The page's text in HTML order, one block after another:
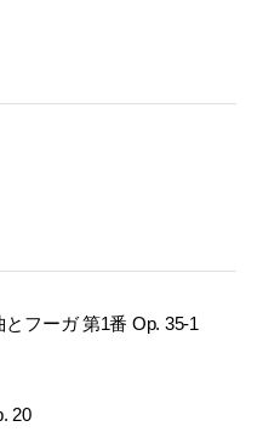
フーガ 第1番 Op. 35-1
20